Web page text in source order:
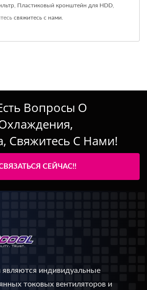
Пластиковый кронштейн для HDD
свяжитесь с нами
Вопросы О
Свяжитесь С Нами!
СЕЙЧАС!!
индивидуальные
токовых вентиляторов и